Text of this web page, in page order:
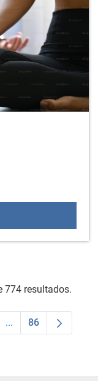
de yoga
774 resultados.
TAB para
...PáginasPágina
86